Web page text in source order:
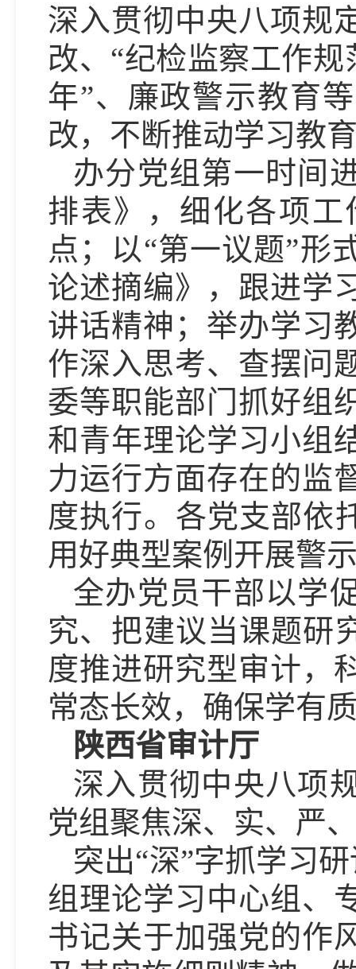
深入贯彻中央八项规
改、“纪检监察工作
年”、廉政警示教育
改，不断推动学习教
办分党组第一时间
排表》，细化各项
点；以“第一议题”形
论述摘编》，跟进学
讲话精神；举办学习
作深入思考、查摆问
委等职能部门抓好组
和青年理论学习小组
力运行方面存在的监
度执行。各党支部依
用好典型案例开展警
全办党员干部以学
究、把建议当课题研
度推进研究型审计，
常态长效，确保学有
陕西省审计厅
深入贯彻中央八项
党组聚焦深、实、严
突出“深”字抓学习
组理论学习中心组、
书记关于加强党的作